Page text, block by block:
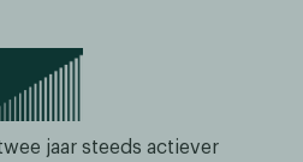
jaar steeds actiever